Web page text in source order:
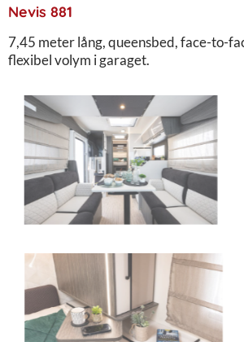
Nevis 881
7,45 meter lång, queensbed, face-to-
flexibel volym i garaget.